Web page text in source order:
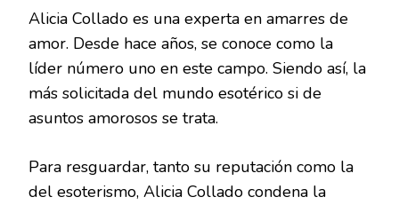
Alicia Collado es una experta en amarres de
amor. Desde hace años, se conoce como la
líder número uno en este campo. Siendo así, la
más solicitada del mundo esotérico si de
asuntos amorosos se trata.
Para resguardar, tanto su reputación como la
del esoterismo, Alicia Collado condena la